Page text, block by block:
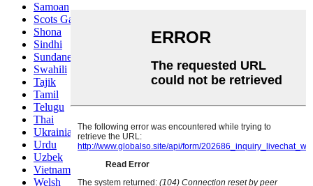
Samoan
Scots Gaelic
Shona
Sindhi
Sundanese
Swahili
Tajik
Tamil
Telugu
Thai
Ukrainian
Urdu
Uzbek
Vietnamese
Welsh